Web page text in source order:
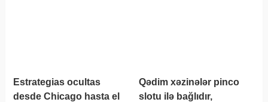
Estrategias ocultas
desde Chicago hasta el
Qədim xəzinələr pinco
slotu ilə bağlıdır,